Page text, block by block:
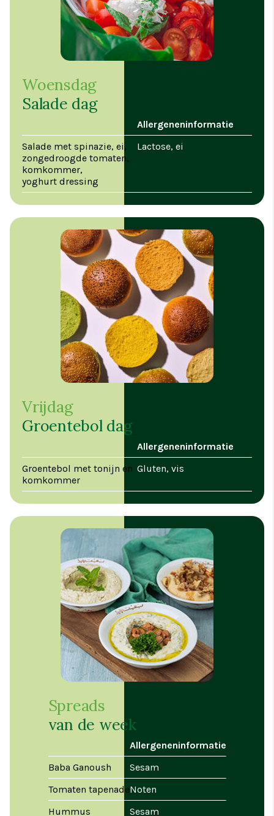
Woensdag
Salade dag
Allergeneninformatie
Salade met spinazie, ei,
zongedroogde tomaten,
komkommer,
yoghurt dressing
Lactose, ei
Vrijdag
Groentebol dag
Allergeneninformatie
Groentebol met tonijn en
komkommer
Gluten, vis
Spreads
van de week
Allergeneninformatie
Baba Ganoush
Sesam
Tomaten tapenadeNoten
Hummus
Sesam